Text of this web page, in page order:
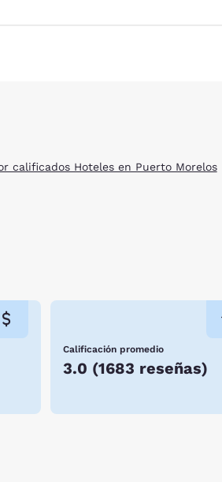
calificados Hoteles en Puerto Morelos
Calificación promedio
3.0 (1683 reseñas)